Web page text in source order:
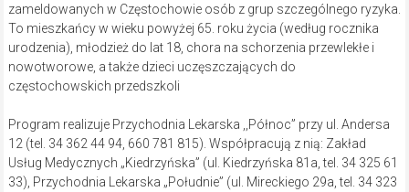
zameldowanych w Częstochowie osób z grup szczególnego ryzyka.
To mieszkańcy w wieku powyżej 65. roku życia (według rocznika
urodzenia), młodzież do lat 18, chora na schorzenia przewlekłe i
nowotworowe, a także dzieci uczęszczających do
częstochowskich przedszkoli
Program realizuje Przychodnia Lekarska ,,Północ” przy ul. Andersa
12 (tel. 34 362 44 94, 660 781 815). Współpracują z nią: Zakład
Usług Medycznych „Kiedrzyńska” (ul. Kiedrzyńska 81a, tel. 34 325 61
33), Przychodnia Lekarska „Południe” (ul. Mireckiego 29a, tel. 34 323